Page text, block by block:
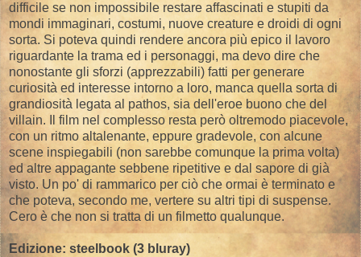
difficile se non impossibile restare affascinati e stupiti da
mondi immaginari, costumi, nuove creature e droidi di ogni
sorta. Si poteva quindi rendere ancora più epico il lavoro
riguardante la trama ed i personaggi, ma devo dire che
nonostante gli sforzi (apprezzabili) fatti per generare
curiosità ed interesse intorno a loro, manca quella sorta di
grandiosità legata al pathos, sia dell'eroe buono che del
villain. Il film nel complesso resta però oltremodo piacevole,
con un ritmo altalenante, eppure gradevole, con alcune
scene inspiegabili (non sarebbe comunque la prima volta)
ed altre appagante sebbene ripetitive e dal sapore di già
visto. Un po' di rammarico per ciò che ormai è terminato e
che poteva, secondo me, vertere su altri tipi di suspense.
Cero è che non si tratta di un filmetto qualunque.
Edizione: steelbook (3 bluray)